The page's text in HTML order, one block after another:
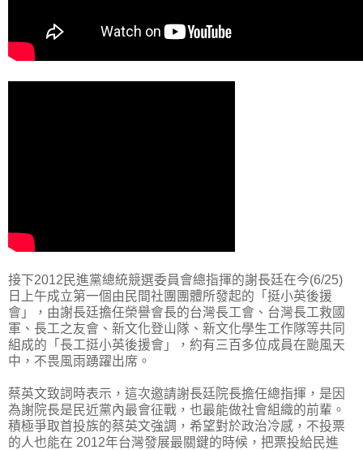
接下2012民進黨總統競選委員會總指揮的謝長廷在今(6/25)
日上午成立第一個由民間社團團體所發起的「挺小英後援
會」，由謝長廷擔任榮譽會長的台灣長工會、台灣長工救國
軍、長工之友會、新文化登山隊、新文化學生工作隊等共同
組成的「長工挺小英後援會」，約有三百多位成員在颱風天
中，不畏風雨踴躍出席。
蔡英文致詞時表示，這次邀請謝長廷院長擔任總指揮，是因
為謝院長是民近黨內最會征戰，也最能做社會組織的前輩。
積極爭取首投族的蔡英文強調，希望對於政治冷感，不投票
的人也能在 2012年台灣發展最關鍵的時候，把票投給民進